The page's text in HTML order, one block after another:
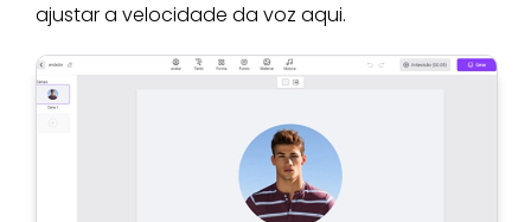
ajustar a velocidade da voz aqui.